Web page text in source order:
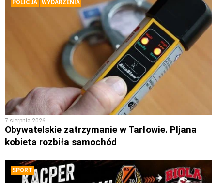
POLICJA WYDARZENIA
7 sierpnia 2026
Obywatelskie zatrzymanie w Tarłowie. PIjana
kobieta rozbiła samochód
SPORT